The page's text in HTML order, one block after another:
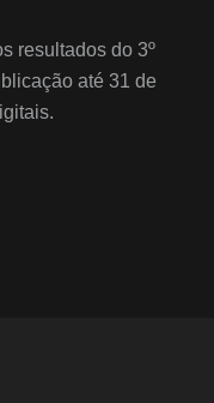
resultados do 3º
até 31 de